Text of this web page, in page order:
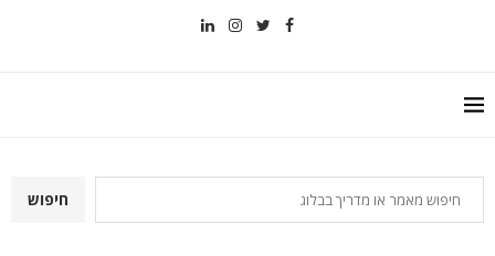
חיפוש